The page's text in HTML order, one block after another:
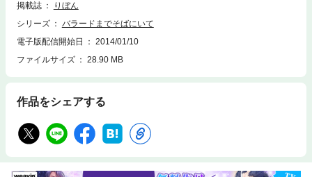
掲載誌
りぼん
シリーズ
バラードまでそばにいて
電子版配信開始日
2014/01/10
ファイルサイズ
28.90 MB
作品をシェアする